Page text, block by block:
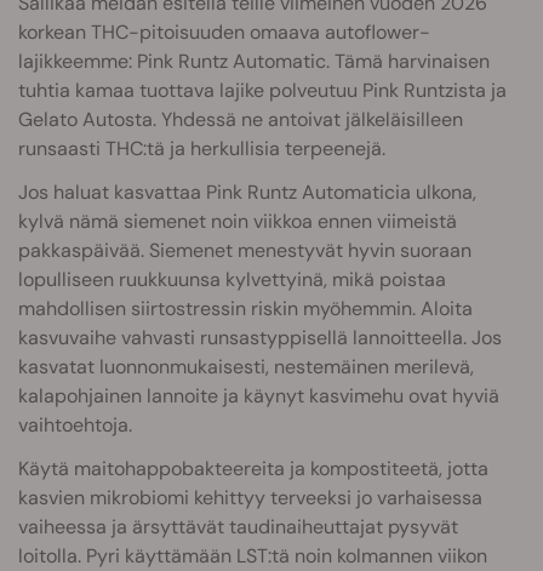
korkean THC-pitoisuuden omaava autoflower-
lajikkeemme: Pink Runtz Automatic. Tämä harvinaisen
tuhtia kamaa tuottava lajike polveutuu Pink Runtzista ja
Gelato Autosta. Yhdessä ne antoivat jälkeläisilleen
runsaasti THC:tä ja herkullisia terpeenejä.
Jos haluat kasvattaa Pink Runtz Automaticia ulkona,
kylvä nämä siemenet noin viikkoa ennen viimeistä
pakkaspäivää. Siemenet menestyvät hyvin suoraan
lopulliseen ruukkuunsa kylvettyinä, mikä poistaa
mahdollisen siirtostressin riskin myöhemmin. Aloita
kasvuvaihe vahvasti runsastyppisellä lannoitteella. Jos
kasvatat luonnonmukaisesti, nestemäinen merilevä,
kalapohjainen lannoite ja käynyt kasvimehu ovat hyviä
vaihtoehtoja.
Käytä maitohappobakteereita ja kompostiteetä, jotta
kasvien mikrobiomi kehittyy terveeksi jo varhaisessa
vaiheessa ja ärsyttävät taudinaiheuttajat pysyvät
loitolla. Pyri käyttämään LST:tä noin kolmannen viikon